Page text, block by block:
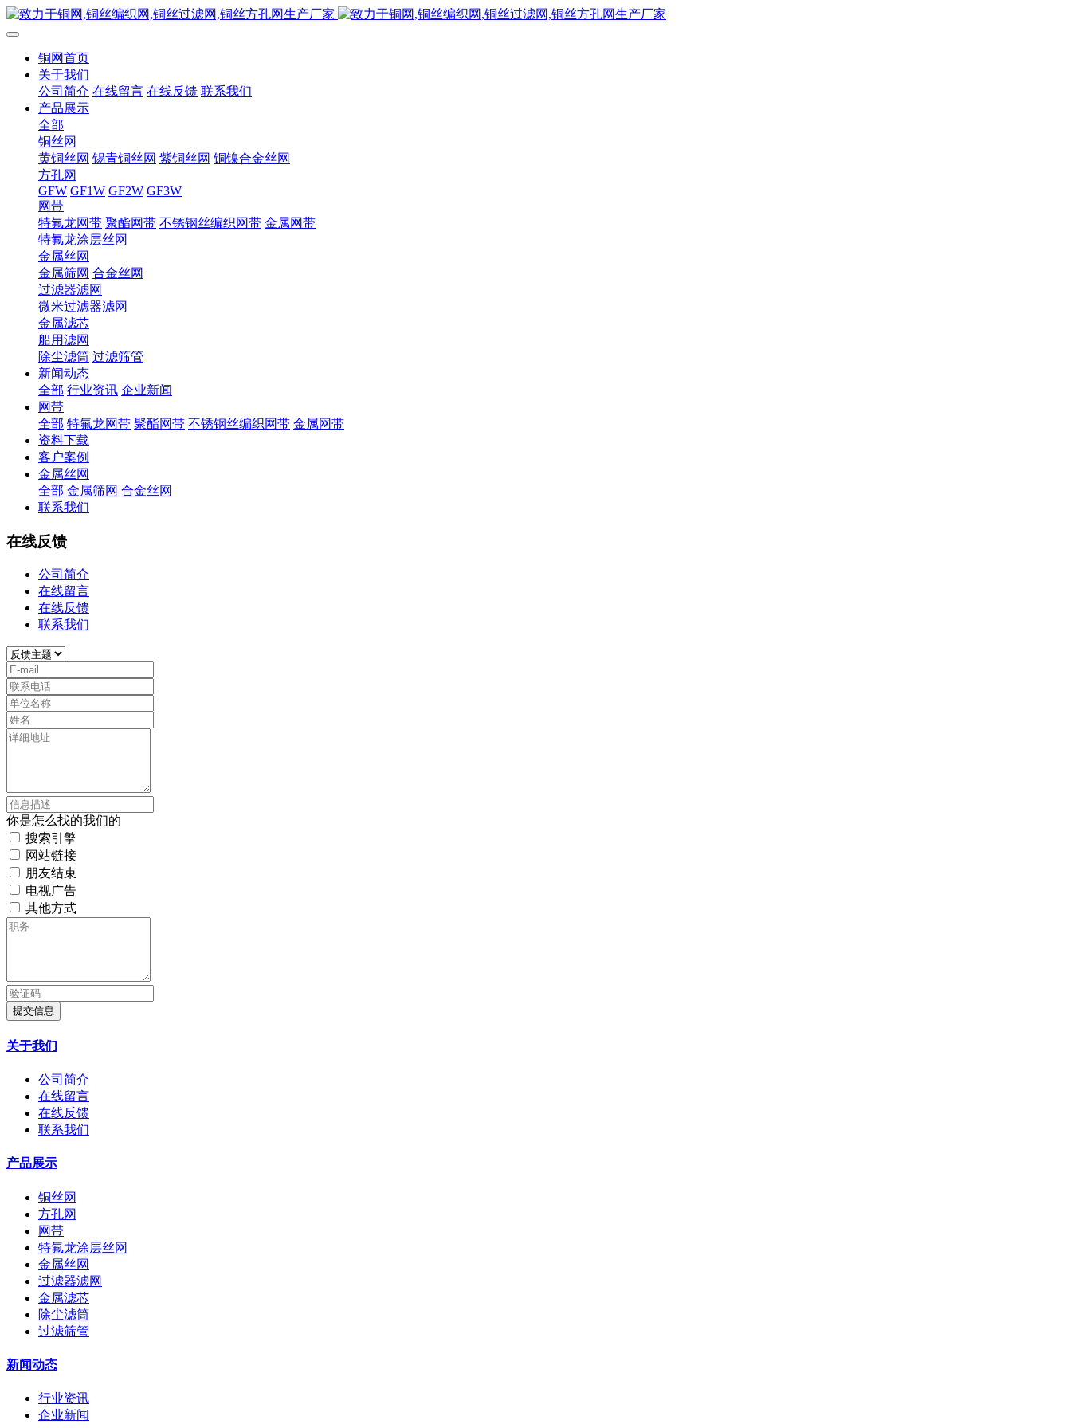
铜网首页
关于我们
公司简介 在线留言 在线反馈 联系我们
产品展示
全部
铜丝网
黄铜丝网 锡青铜丝网 紫铜丝网 铜镍合金丝网
方孔网
GFW GF1W GF2W GF3W
网带
特氟龙网带 聚酯网带 不锈钢丝编织网带 金属网带
特氟龙涂层丝网
金属丝网
金属筛网 合金丝网
过滤器滤网
微米过滤器滤网
金属滤芯
船用滤网
除尘滤筒 过滤筛管
新闻动态
全部 行业资讯 企业新闻
网带
全部 特氟龙网带 聚酯网带 不锈钢丝编织网带 金属网带
资料下载
客户案例
金属丝网
全部 金属筛网 合金丝网
联系我们
在线反馈
公司简介
在线留言
在线反馈
联系我们
你是怎么找的我们的
搜索引擎
网站链接
朋友结束
电视广告
其他方式
提交信息
关于我们
公司简介
在线留言
在线反馈
联系我们
产品展示
铜丝网
方孔网
网带
特氟龙涂层丝网
金属丝网
过滤器滤网
金属滤芯
除尘滤筒
过滤筛管
新闻动态
行业资讯
企业新闻